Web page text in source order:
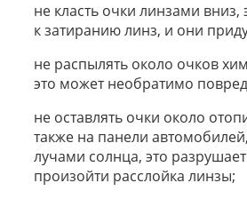
не класть очки линзами вниз,
к затиранию линз, и они
не распылять около очков
это может необратимо
не оставлять очки около
также на панели
лучами солнца, это
произойти расслойка линзы;